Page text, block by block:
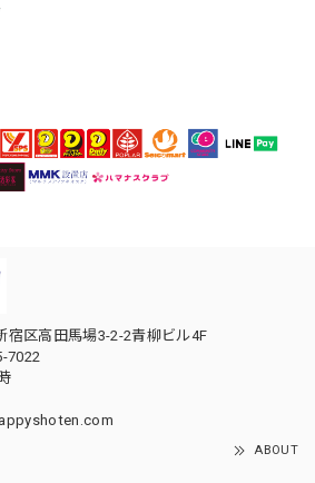
宿区高田馬場3-2-2青柳ビル4F
7022
ABOUT